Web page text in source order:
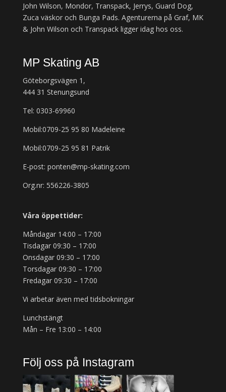
John Wilson, Mondor, Transpack, Jerrys, Guard Dog,
Zuca väskor och Bunga Pads. Agenturerna på Graf, MK
& John Wilson och Transpack ligger idag hos oss.
MP Skating AB
Göteborgsvägen 1,
444 31 Stenungsund
Tel: 0303-69960
Mobil:0709-25 95 80 Madeleine
Mobil:0709-25 95 81 Patrik
E-post: ponten@mp-skating.com
Org.nr: 556226-3805
Våra öppettider:
Måndagar 14:00 – 17:00
Tisdagar 09:30 – 17:00
Onsdagar 09:30 – 17:00
Torsdagar 09:30 – 17:00
Fredagar 09:30 – 17:00
Vi arbetar även med tidsbokningar
Lunchstängt
Mån – Fre 13:00 – 14:00
Följ oss på Instagram